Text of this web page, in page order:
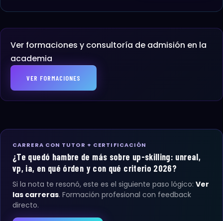
Ver formaciones y consultoría de admisión en la
academia
VER FORMACIONES
CARRERA CON TUTOR + CERTIFICACIÓN
¿Te quedó hambre de más sobre up-skilling: unreal,
vp, ia, en qué órden y con qué criterio 2026?
Si la nota te resonó, este es el siguiente paso lógico: Ver
las carreras. Formación profesional con feedback
directo.